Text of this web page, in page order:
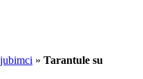
» Tarantule su